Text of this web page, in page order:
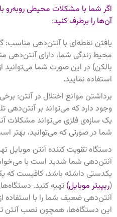
اگر شما با مشکلات محیطی روبه‌رو
آن‌ها را برطرف کنید:
یافتن نقطه‌ای با آنتن‌دهی
محیط زندگی شما، دارای آنتن‌دهی
بالکن) در این صورت شما می‌توانید
استفاده نمایید.
برداشتن موانع اختلال در آنتن:
وجود دارد که می‌تواند بر آنتن‌دهی
یک سازه‌ی فلزی می‌تواند مشکلات
شما در صورتی که می‌توانید، بهتر
دستگاه تقویت کننده آنتن موبایل
آنتن‌دهی شما شدید است یا
یکدستی داشته باشد، کافیست که
(ریپیتر موبایل) تهیه کنید.
آنتن‌دهی ضعیف شما را با استفاده
این دستگاه‌ها، همچون نصب آنتن